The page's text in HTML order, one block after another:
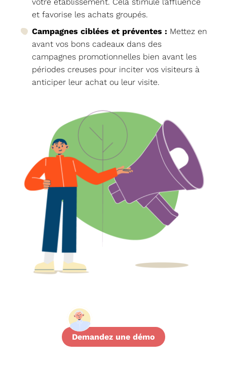
et favorise les achats groupés.
Campagnes ciblées et préventes : Mettez en
avant vos bons cadeaux dans des
campagnes promotionnelles bien avant les
périodes creuses pour inciter vos visiteurs à
anticiper leur achat ou leur visite.
Demandez une démo